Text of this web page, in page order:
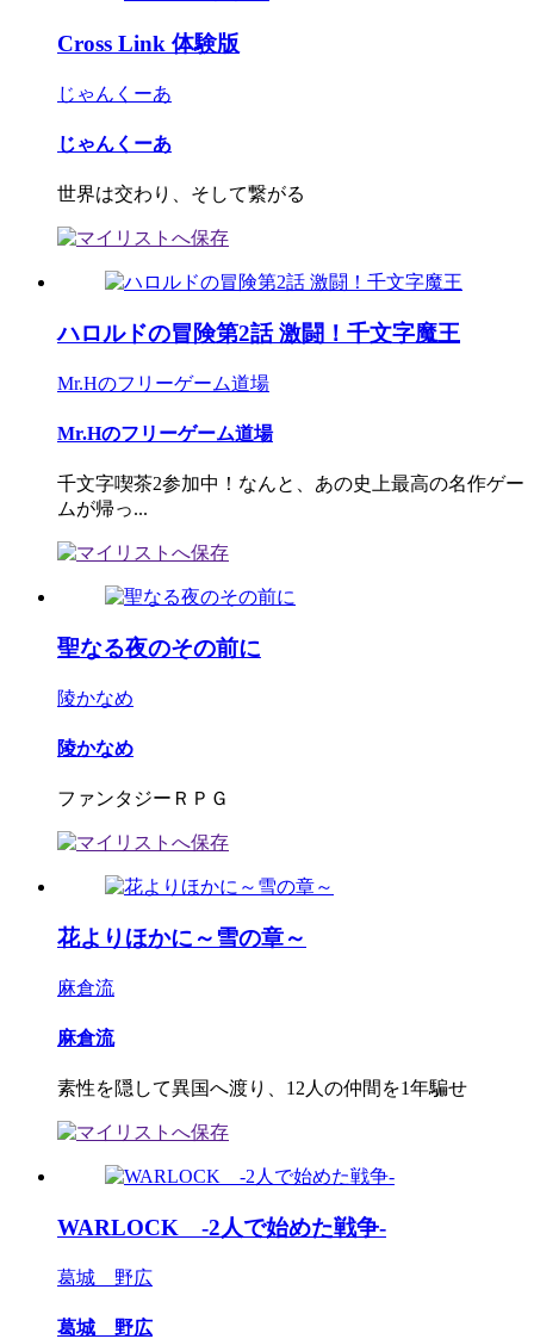
Cross Link 体験版
じゃんくーあ
じゃんくーあ
世界は交わり、そして繋がる
ハロルドの冒険第2話 激闘！千文字魔王
Mr.Hのフリーゲーム道場
Mr.Hのフリーゲーム道場
千文字喫茶2参加中！なんと、あの史上最高の名作ゲー
ムが帰っ...
聖なる夜のその前に
陵かなめ
陵かなめ
ファンタジーＲＰＧ
花よりほかに～雪の章～
麻倉流
麻倉流
素性を隠して異国へ渡り、12人の仲間を1年騙せ
WARLOCK ‐2人で始めた戦争‐
葛城 野広
葛城 野広